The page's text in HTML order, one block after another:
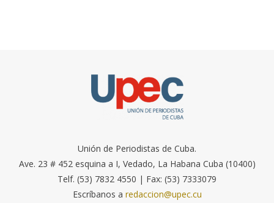
Unión de Periodistas de Cuba.
Ave. 23 # 452 esquina a I, Vedado, La Habana Cuba (10400)
Telf. (53) 7832 4550 | Fax: (53) 7333079
Escríbanos a redaccion@upec.cu